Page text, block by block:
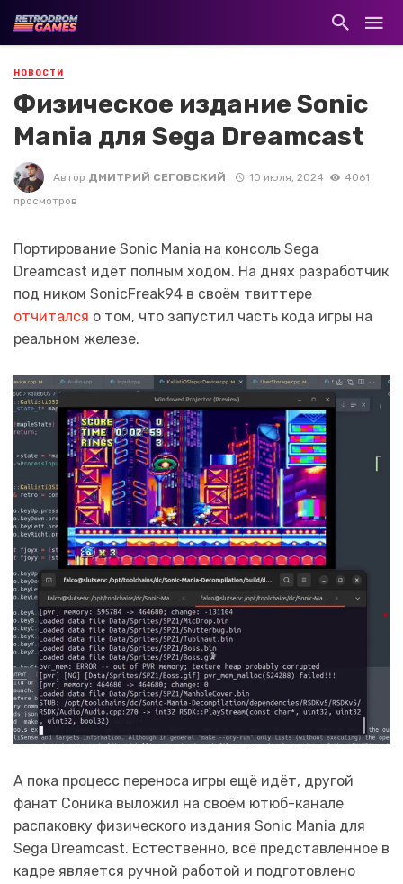
НОВОСТИ
Физическое издание Sonic
Mania для Sega Dreamcast
Автор ДМИТРИЙ СЕГОВСКИЙ 10 июля, 2024
4061
просмотров
Портирование Sonic Mania на консоль Sega
Dreamcast идёт полным ходом. На днях разработчик
под ником SonicFreak94 в своём твиттере
отчитался о том, что запустил часть кода игры на
реальном железе.
А пока процесс переноса игры ещё идёт, другой
фанат Соника выложил на своём ютюб-канале
распаковку физического издания Sonic Mania для
Sega Dreamcast. Естественно, всё представленное в
кадре является ручной работой и подготовлено